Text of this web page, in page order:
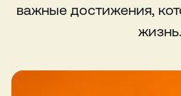
важные достижения,
жизнь.